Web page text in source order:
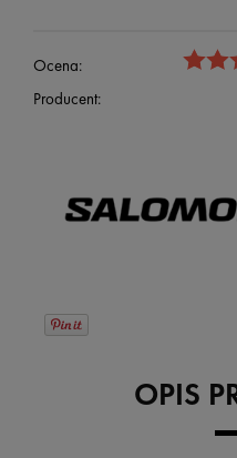
Ocena:
Producent:
OPIS